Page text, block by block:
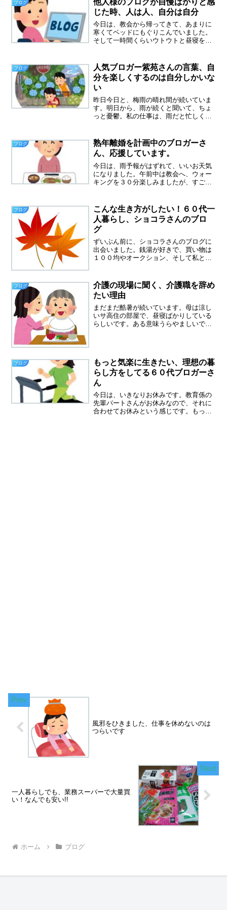
ブログ
じた時、人は人、自分は自分
今日は、教会から帰ってきて、あまりに
寒くてベッドにもぐりこんでいました。
そして一時間くらいウトウトと昼寝をし
していなくて、疲れていないはずなの
に、こんなに眠れるのはなぜ...
ブログ
人気ブロガー紫苑さんの言葉、自
分を楽しくするのは自分しかいな
い
昨日今日と、梅雨の晴れ間が続いていま
す。明日から、雨が続くと聞いて、ちょ
っと憂鬱。私の仕事は、雨だと忙しくな
す。これからは、野菜果物も傷みやすく
なり、倍の神経を使いそう、...
ブログ
熟年離婚を計画中のブロガーさ
ん、応援しています。
今日は、雨予報がはずれて、いいお天気
になりました。午前中は教会へ、ウォー
キングを３０分楽しみましたが、すごく
もちろん大嫌いでした。熟年離婚を計画
中のブロガーさんを、応援...
ブログ
こんな生き方がしたい！６０代一
人暮らし、ショコラさんのブロ
グ
ずいぶん前に、ショコラさんのブログに
出会いました。銭湯が好きで、買い物は
１００均やオークション、そして私と同
ブログでした。ところが数回拝見したあ
と、どこで見たか忘れてし...
ブログ
介護の現場に聞く、介護職を辞め
たい理由
まだまだ酷暑が続いています。母は涼し
いサ高住の部屋で、昼寝ばかりしている
らしいです。ある意味うらやましいで
きなヘルパーさんがいます。...
ブログ
もっと気楽に生きたい、理想の暮
らし方をしてる６０代ブロガーさ
ん
今日は、いきなりお休みです。教育係の
先輩パートさんがお休みなので、それに
合わせてお休みという感じです。もっと
風邪をひきました、仕事を休めないのは
つらいです
一人暮らしでも、業務スーパーで大量買
い！なんでも安い!!
ホーム ブログ